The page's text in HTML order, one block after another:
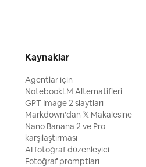
Kaynaklar
Agentlar için
NotebookLM Alternatifleri
GPT Image 2 slaytları
Markdown'dan 𝕏 Makalesine
Nano Banana 2 ve Pro
karşılaştırması
AI fotoğraf düzenleyici
Fotoğraf promptları